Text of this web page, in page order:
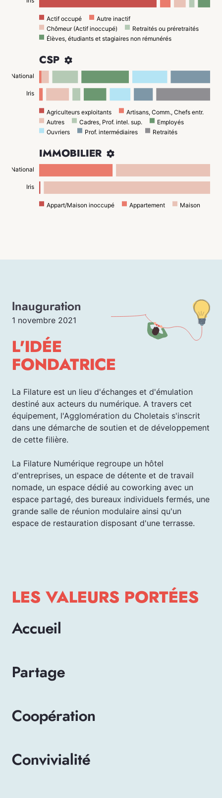
Actif occupé
Autre inactif
Chômeur (Actif inoccupé)
Retraités ou préretraités
Élèves, étudiants et stagiaires non rémunérés
CSP 
National
Iris
Agriculteurs exploitants
Artisans, Comm., Chefs entr.
Autres
Cadres, Prof. intel. sup.
Employés
Ouvriers
Prof. intermédiaires Retraités
IMMOBILIER 
National
Iris
Appart/Maison inoccupé Appartement Maison
Inauguration
1 novembre 2021
L'IDÉE
FONDATRICE
La Filature est un lieu d'échanges et d'émulation
destiné aux acteurs du numérique. A travers cet
équipement, l'Agglomération du Choletais s'inscrit
dans une démarche de soutien et de développement
de cette filière.
La Filature Numérique regroupe un hôtel
d'entreprises, un espace de détente et de travail
nomade, un espace dédié au coworking avec un
espace partagé, des bureaux individuels fermés, une
grande salle de réunion modulaire ainsi qu'un
espace de restauration disposant d'une terrasse.
LES VALEURS PORTÉES
Accueil
Partage
Coopération
Convivialité